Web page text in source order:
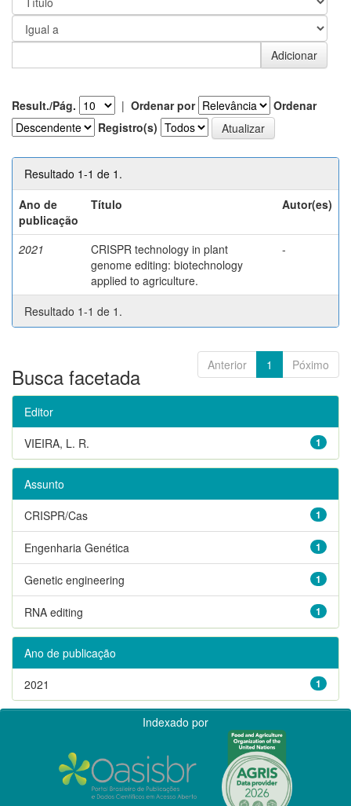
Result./Pág. | Ordenar por
Ordenar
Registro(s)
Resultado 1-1 de 1.
Ano de
publicação
Título Autor(es)
2021
CRISPR technology in plant
genome editing: biotechnology
applied to agriculture.
-
Resultado 1-1 de 1.
Anterior 1 Póximo
Busca facetada
Editor
1
VIEIRA, L. R.
Assunto
1
CRISPR/Cas
1
Engenharia Genética
1
Genetic engineering
1
RNA editing
Ano de publicação
1
2021
Indexado por